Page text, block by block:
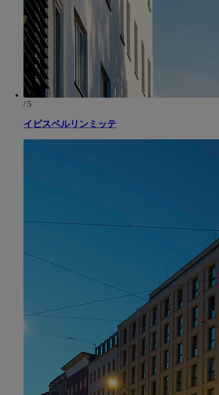
/ 5
イビスベルリンミッテ